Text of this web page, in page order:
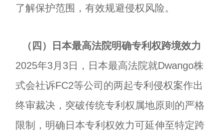
了解保护范围，有效规避侵权风险。
（四）日本最高法院明确专利权跨境效力
2025年3月3日，日本最高法院就Dwango株
式会社诉FC2等公司的两起专利侵权案作出
终审裁决，突破传统专利权属地原则的严格
限制，明确日本专利权效力可延伸至特定跨